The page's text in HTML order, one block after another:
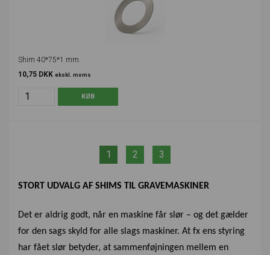
Shim 40*75*1 mm.
10,75 DKK ekskl. moms
1 2 3
STORT UDVALG AF SHIMS TIL GRAVEMASKINER
Det er aldrig godt, når en maskine får slør – og det gælder
for den sags skyld for alle slags maskiner. At fx ens styring
har fået slør betyder, at sammenføjningen mellem en